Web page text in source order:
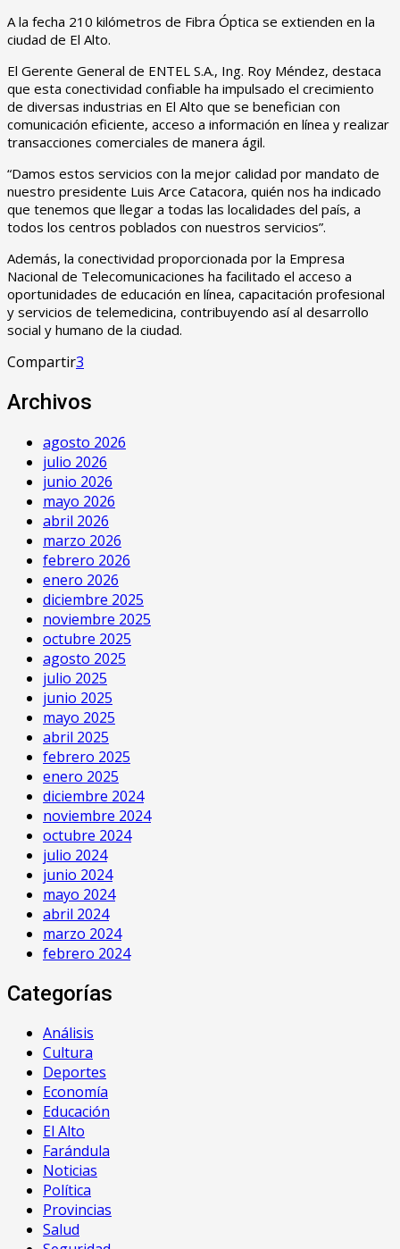
A la fecha 210 kilómetros de Fibra Óptica se extienden en la
ciudad de El Alto.
El Gerente General de ENTEL S.A., Ing. Roy Méndez, destaca
que esta conectividad confiable ha impulsado el crecimiento
de diversas industrias en El Alto que se benefician con
comunicación eficiente, acceso a información en línea y realizar
transacciones comerciales de manera ágil.
“Damos estos servicios con la mejor calidad por mandato de
nuestro presidente Luis Arce Catacora, quién nos ha indicado
que tenemos que llegar a todas las localidades del país, a
todos los centros poblados con nuestros servicios”.
Además, la conectividad proporcionada por la Empresa
Nacional de Telecomunicaciones ha facilitado el acceso a
oportunidades de educación en línea, capacitación profesional
y servicios de telemedicina, contribuyendo así al desarrollo
social y humano de la ciudad.
Compartir3
Archivos
agosto 2026
julio 2026
junio 2026
mayo 2026
abril 2026
marzo 2026
febrero 2026
enero 2026
diciembre 2025
noviembre 2025
octubre 2025
agosto 2025
julio 2025
junio 2025
mayo 2025
abril 2025
febrero 2025
enero 2025
diciembre 2024
noviembre 2024
octubre 2024
julio 2024
junio 2024
mayo 2024
abril 2024
marzo 2024
febrero 2024
Categorías
Análisis
Cultura
Deportes
Economía
Educación
El Alto
Farándula
Noticias
Política
Provincias
Salud